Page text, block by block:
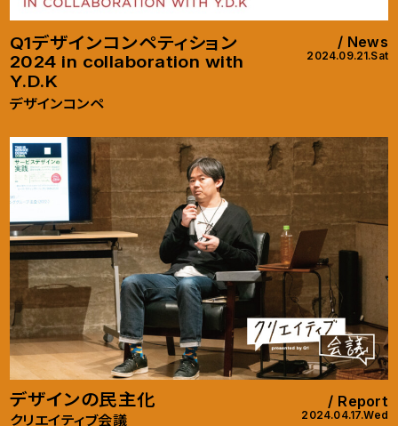
Q1デザインコンペティション
2024 in collaboration with
Y.D.K
デザインコンペ
News
2024.09.21.Sat
デザインの民主化
クリエイティブ会議
Report
2024.04.17.Wed